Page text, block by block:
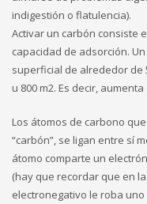
indigestión o flatulencia).
Activar un carbón consiste
capacidad de adsorción.
superficial de alrededor de
u 800 m2. Es decir,
Los átomos de carbono
“carbón”, se ligan entre sí
átomo comparte un
(hay que recordar que en
electronegativo le roba